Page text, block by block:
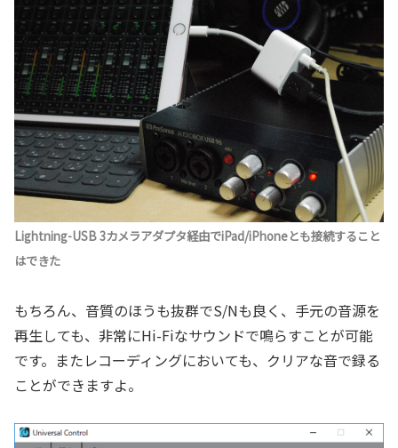
Lightning-USB 3カメラアダプタ経由でiPad/iPhoneとも接続すること
はできた
もちろん、音質のほうも抜群でS/Nも良く、手元の音源を
再生しても、非常にHi-Fiなサウンドで鳴らすことが可能
です。またレコーディングにおいても、クリアな音で録る
ことができますよ。